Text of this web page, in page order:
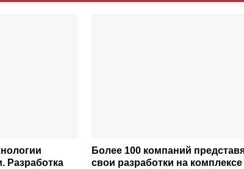
Разработка
Более 100 компаний
свои разработки на комплексе